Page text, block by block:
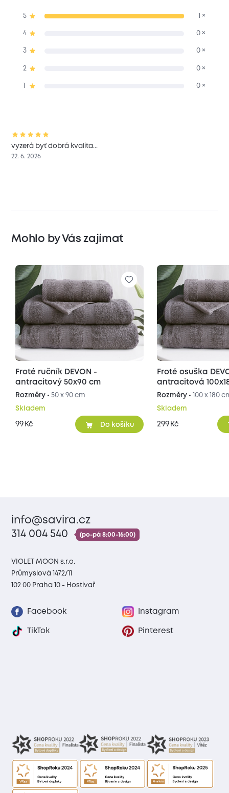
5 1 ×
4 0 ×
3 0 ×
2 0 ×
0 ×
vyzerá byť dobrá kvalita...
22. 6. 2026
Mohlo by Vás zajímat
Froté ručník DEVON -
antracitový 50x90 cm
Rozměry • 50 x 90 cm
Skladem
99 Kč Do košíku
Froté osuška
antracitová
Rozměry • 100 x 180
Skladem
299 Kč
info@savira.cz
314 004 540
(po-pá 8:00-16:00)
VIOLET MOON s.r.o.
Průmyslová 1472/11
102 00 Praha 10 - Hostivař
Facebook Instagram
TikTok Pinterest